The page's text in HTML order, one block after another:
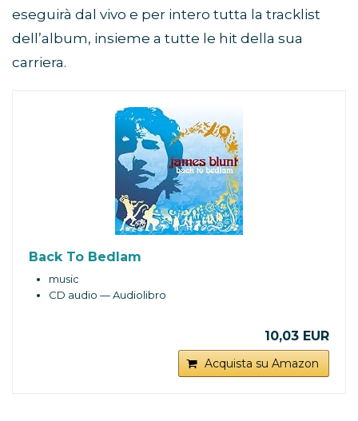
eseguirà dal vivo e per intero tutta la tracklist
dell’album, insieme a tutte le hit della sua
carriera.
Back To Bedlam
music
CD audio — Audiolibro
10,03 EUR
Acquista su Amazon